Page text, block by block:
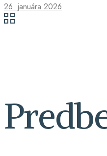
26. januára 2026